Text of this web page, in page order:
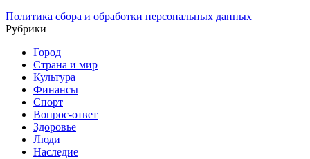
Политика сбора и обработки персональных данных
Рубрики
Город
Страна и мир
Культура
Финансы
Спорт
Вопрос-ответ
Здоровье
Люди
Наследие